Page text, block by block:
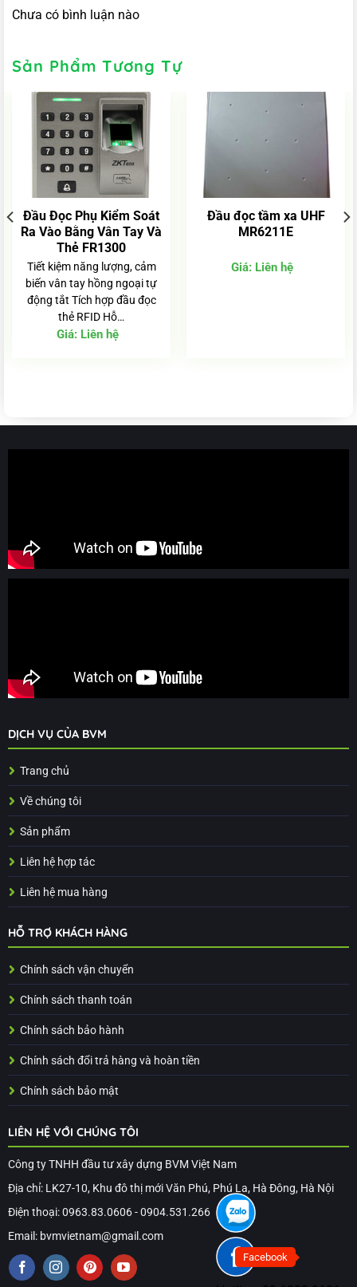
Chưa có bình luận nào
Sản Phẩm Tương Tự
Đầu Đọc Phụ Kiểm Soát
Ra Vào Bằng Vân Tay Và
Thẻ FR1300
Tiết kiệm năng lượng, cảm
biến vân tay hồng ngoại tự
động tắt Tích hợp đầu đọc
thẻ RFID Hỗ…
Giá: Liên hệ
Đầu đọc tầm xa UHF
MR6211E
Giá: Liên hệ
DỊCH VỤ CỦA BVM
Trang chủ
Về chúng tôi
Sản phẩm
Liên hệ hợp tác
Liên hệ mua hàng
HỖ TRỢ KHÁCH HÀNG
Chính sách vận chuyển
Chính sách thanh toán
Chính sách bảo hành
Chính sách đổi trả hàng và hoàn tiền
Chính sách bảo mật
LIÊN HỆ VỚI CHÚNG TÔI
Công ty TNHH đầu tư xây dựng BVM Việt Nam
Địa chỉ: LK27-10, Khu đô thị mới Văn Phú, Phú La, Hà Đông, Hà Nội
Điện thoại: 0963.83.0606 - 0904.531.266
Email: bvmvietnam@gmail.com
Facebook